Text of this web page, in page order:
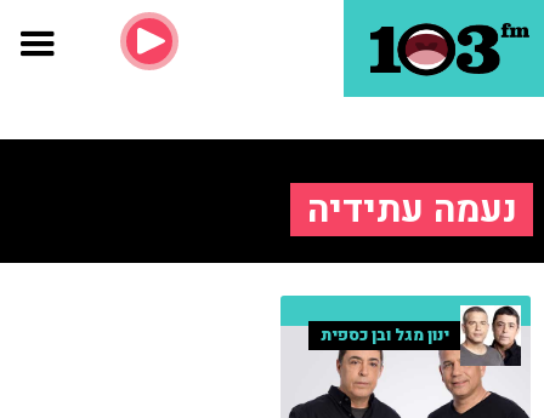
נעמה עתידיה
ינון מגל ובן כספית